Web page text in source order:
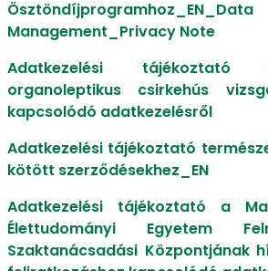
Ösztöndíjprogramhoz_EN_Data
Management_Privacy Note
Adatkezelési
organoleptikus csirkehús
kapcsolódó adatkezelésről
Adatkezelési tájékoztató
kötött szerződésekhez_EN
Adatkezelési tájékoztató a
Élettudományi Egyetem
Szaktanácsadási Központjának